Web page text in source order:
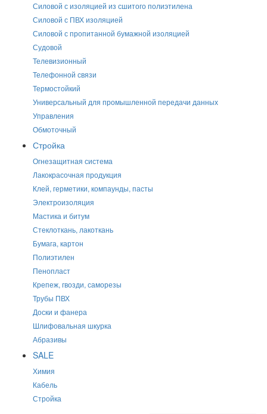
Силовой с изоляцией из сшитого полиэтилена
Силовой с ПВХ изоляцией
Силовой с пропитанной бумажной изоляцией
Судовой
Телевизионный
Телефонной связи
Термостойкий
Универсальный для промышленной передачи данных
Управления
Обмоточный
Стройка
Огнезащитная система
Лакокрасочная продукция
Клей, герметики, компаунды, пасты
Электроизоляция
Мастика и битум
Стеклоткань, лакоткань
Бумага, картон
Полиэтилен
Пенопласт
Крепеж, гвозди, саморезы
Трубы ПВХ
Доски и фанера
Шлифовальная шкурка
Абразивы
SALE
Химия
Кабель
Стройка